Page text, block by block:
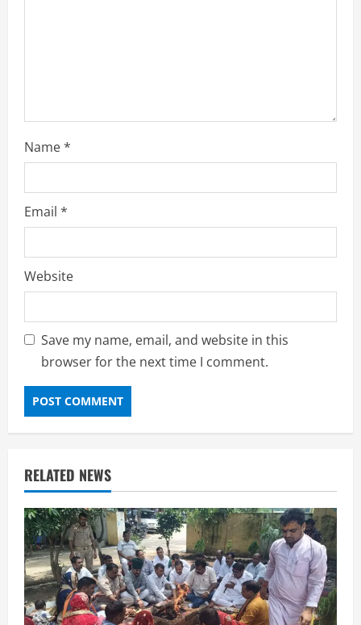
Name*
Email *
Website
Save my name, email, and website in this
browser for the next time I comment.
RELATED NEWS